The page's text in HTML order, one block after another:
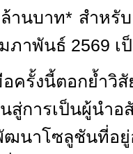
ล้านบาท* สำหรั
ภาพันธ์ 2569 เ
ครั้งนี้ตอกย้ำวิ
นสู่การเป็นผู้นำ
ฒนาโซลูชันที่อ